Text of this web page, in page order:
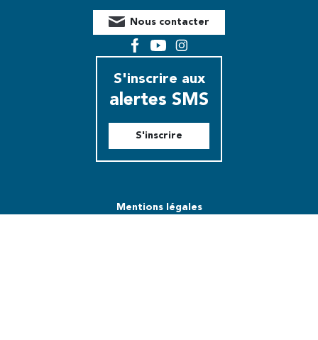
Nous contacter
FacebookYouTubeInstagram
S'inscrire aux
alertes SMS
S'inscrire
Mentions légales